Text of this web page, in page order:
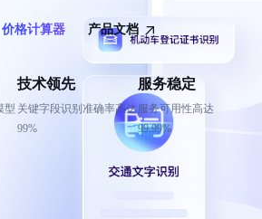
价格计算器 产品文档
型
技术领先
关键字段识别准确率高达
99%
服务稳定
服务可用性高达
99.99%